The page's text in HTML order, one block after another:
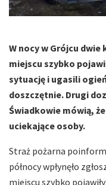
W nocy w Grójcu dwie
miejscu szybko
sytuację i ugasili
doszczętnie. Drugi
Świadkowie mówią,
uciekające osoby.
Straż pożarna
północy wpłynęło
miejscu szybko